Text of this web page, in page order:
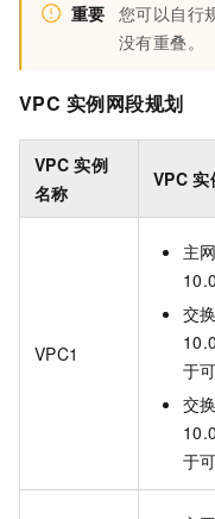
重要 您可以自行
没有重叠。
VPC 实例网段规划
VPC 实例
名称
VPC 实
VPC1
主
交
于
交
于